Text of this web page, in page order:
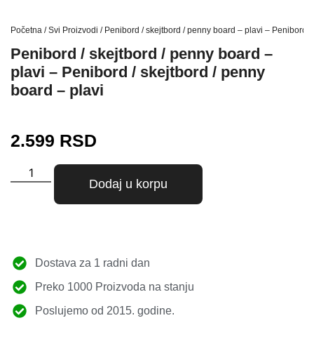
Početna /Svi Proizvodi / Penibord / skejtbord / penny board – plavi – Penibord
Penibord / skejtbord / penny board –
plavi – Penibord / skejtbord / penny
board – plavi
2.599 RSD
Dodaj u korpu
Dostava za 1 radni dan
Preko 1000 Proizvoda na stanju
Poslujemo od 2015. godine.